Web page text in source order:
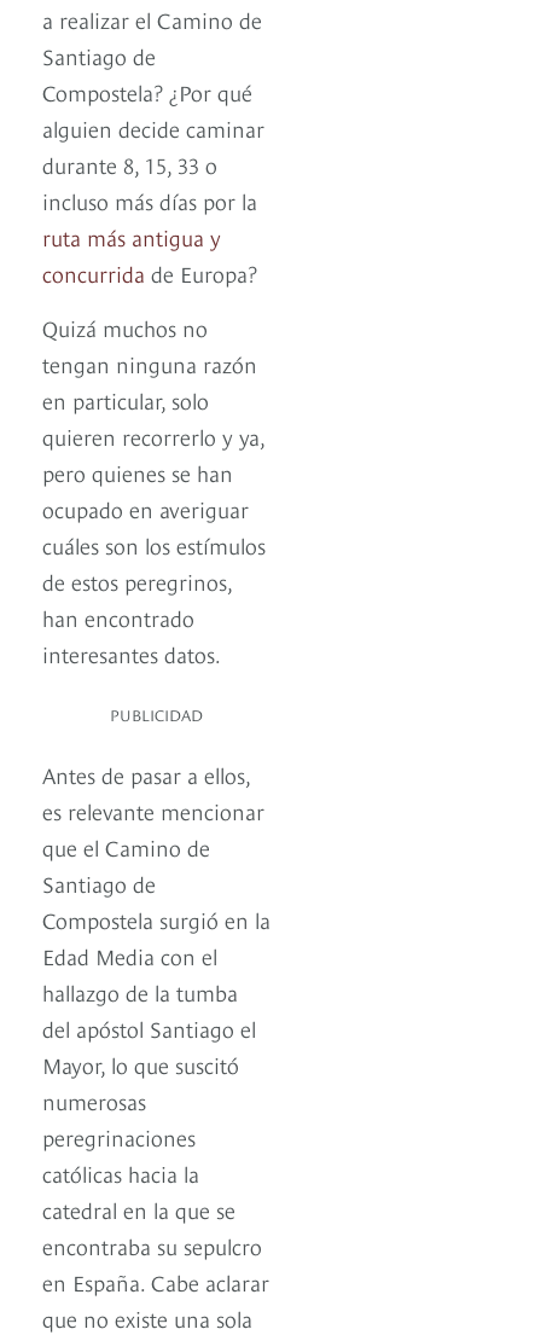
a realizar el Camino de
Santiago de
Compostela? ¿Por qué
alguien decide caminar
durante 8, 15, 33 o
incluso más días por la
ruta más antigua y
concurrida de Europa?
Quizá muchos no
tengan ninguna razón
en particular, solo
quieren recorrerlo y ya,
pero quienes se han
ocupado en averiguar
cuáles son los estímulos
de estos peregrinos,
han encontrado
interesantes datos.
PUBLICIDAD
Antes de pasar a ellos,
es relevante mencionar
que el Camino de
Santiago de
Compostela surgió en la
Edad Media con el
hallazgo de la tumba
del apóstol Santiago el
Mayor, lo que suscitó
numerosas
peregrinaciones
católicas hacia la
catedral en la que se
encontraba su sepulcro
en España. Cabe aclarar
que no existe una sola